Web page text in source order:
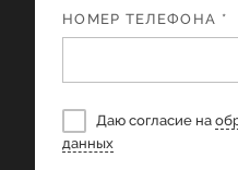
НОМЕР ТЕЛЕФОНА *
Даю согласие на
данных